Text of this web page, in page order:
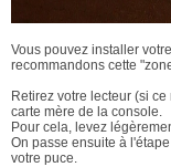
Vous pouvez installer
recommandons cette
Retirez votre lecteur (si
carte mère de la console.
Pour cela, levez
On passe ensuite à
votre puce.